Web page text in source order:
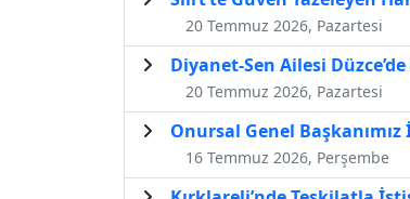
20 Temmuz 2026, Pazartesi
Diyanet-Sen Ailesi
20 Temmuz 2026, Pazartesi
Onursal Genel
16 Temmuz 2026, Perşembe